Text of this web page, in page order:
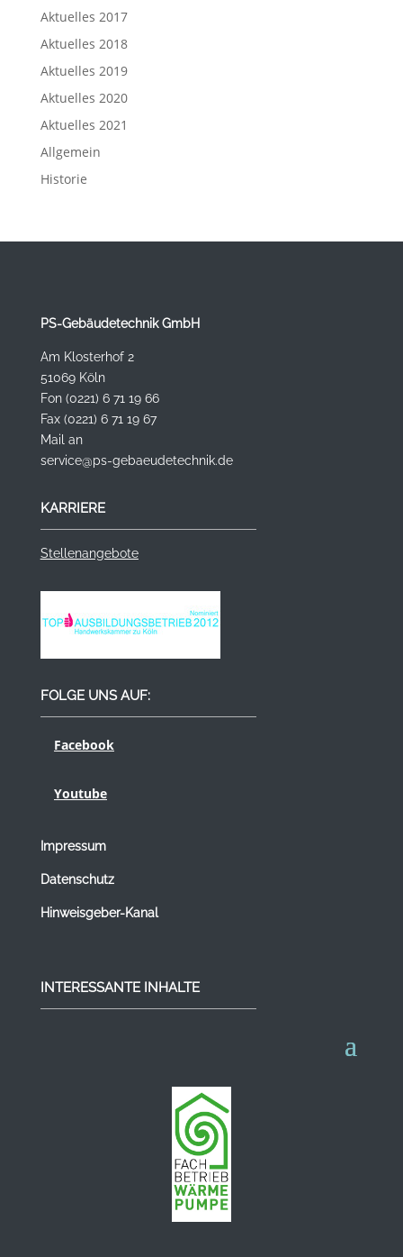
Aktuelles 2017
Aktuelles 2018
Aktuelles 2019
Aktuelles 2020
Aktuelles 2021
Allgemein
Historie
PS-Gebäudetechnik GmbH
Am Klosterhof 2
51069 Köln
Fon (0221) 6 71 19 66
Fax (0221) 6 71 19 67
Mail an
service@ps-gebaeudetechnik.de
KARRIERE
Stellenangebote
FOLGE UNS AUF:
Facebook
Youtube
Impressum
Datenschutz
Hinweisgeber-Kanal
INTERESSANTE INHALTE